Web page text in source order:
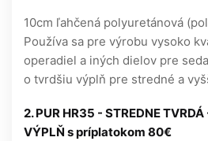
10cm ľahčená polyuretánová
Používa sa pre výrobu vysoko
operadiel a iných dielov pre
o tvrdšiu výplň pre stredné a
2. PUR HR35 - STREDNE
VÝPLŇ s príplatokom 80€